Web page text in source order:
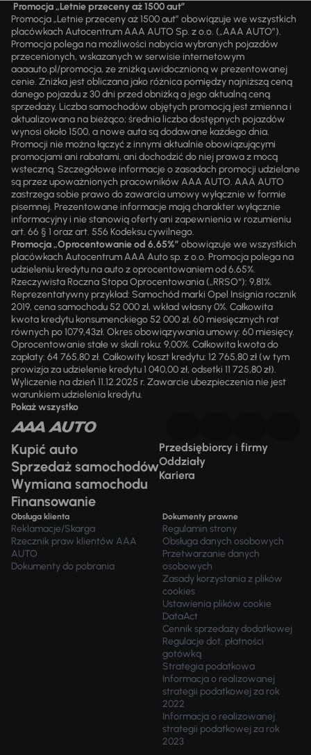
Promocja „Letnie przeceny aż 1500 aut”
Promocja „Letnie przeceny aż 1500 aut” obowiązuje we wszystkich
placówkach Autocentrum AAA AUTO Sp. z o.o. („AAA AUTO”).
Promocja polega na możliwości nabycia wybranych pojazdów
przecenionych, wskazanych w serwisie internetowym
aaaauto.pl/promocja, ze zniżką uwidocznioną w prezentowanej
cenie. Zniżka jest obliczana jako różnica pomiędzy najniższą ceną
danego pojazdu z 30 dni przed obniżką a jego aktualną ceną
sprzedaży. Liczba samochodów objętych promocją jest zmienna i
aktualizowana na bieżąco; średnia liczba dostępnych pojazdów
wynosi około 1500, a nowe auta są dodawane każdego dnia.
Promocji nie można łączyć z innymi aktualnie obowiązującymi
promocjami ani rabatami, ani dochodzić do niej prawa z mocą
wsteczną. Szczegółowe informacje o zasadach promocji udzielane
są przez upoważnionych pracowników AAA AUTO. AAA AUTO
zastrzega sobie prawo do zawarcia umowy wyłącznie w formie
pisemnej. Prezentowane informacje mają charakter wyłącznie
informacyjny i nie stanowią oferty ani zapewnienia w rozumieniu
art. 66 § 1 oraz art. 556 Kodeksu cywilnego.
Promocja „Oprocentowanie od 6,65%” obowiązuje we wszystkich
placówkach Autocentrum AAA Auto sp. z o.o. Promocja polega na
udzieleniu kredytu na auto z oprocentowaniem od 6,65%.
Rzeczywista Roczna Stopa Oprocentowania („RRSO“): 9,81%.
Reprezentatywny przykład: Samochód marki Opel Insignia rocznik
2019, cena samochodu 52 000 zł, wkład własny 0%. Całkowita
kwota kredytu konsumenckiego 52 000 zł, 60 miesięcznych rat
równych po 1079,43zł. Okres obowiązywania umowy: 60 miesięcy.
Oprocentowanie stałe w skali roku: 9,00%. Całkowita kwota do
zapłaty: 64 765,80 zł. Całkowity koszt kredytu: 12 765,80 zł (w tym
prowizja za udzielenie kredytu 1 040,00 zł, odsetki 11 725,80 zł).
Wyliczenie na dzień 11.12.2025 r. Zawarcie ubezpieczenia nie jest
warunkiem udzielenia kredytu.
Pokaż wszystko
Kupić auto
Sprzedaż samochodów
Wymiana samochodu
Finansowanie
Przedsiębiorcy i firmy
Oddziały
Kariera
Obsługa klienta
Reklamacje/Skarga
Rzecznik praw klientów AAA
AUTO
Dokumenty do pobrania
Dokumenty prawne
Regulamin strony
Obsługa danych osobowych
Przetwarzanie danych
osobowych
Zasady korzystania z plików
cookies
Ustawienia plików cookie
DataAct
Cennik sprzedaży dodatkowej
Regulacje dot. płatności
gotówką
Strategia podatkowa
Informacja o realizowanej
strategii podatkowej za rok
2022
Informacja o realizowanej
strategii podatkowej za rok
2023